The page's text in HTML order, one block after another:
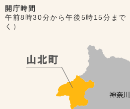
開庁時間
午前8時30分から午後5時15分まで
く）